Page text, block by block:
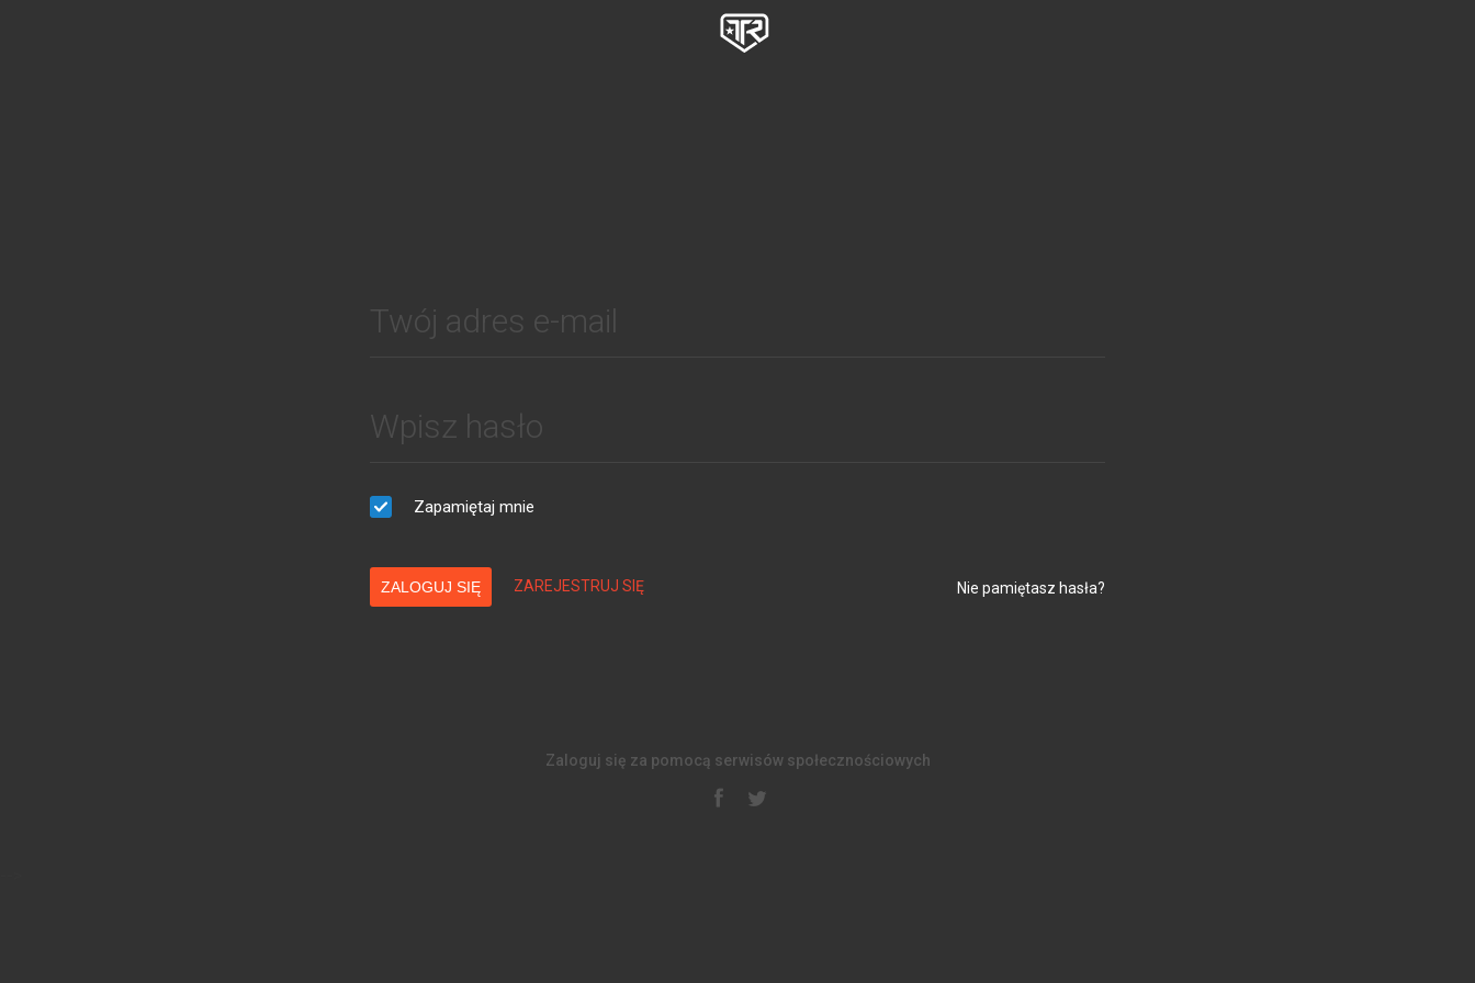
Zapamiętaj mnie
ZALOGUJ SIĘ ZAREJESTRUJ SIĘ Nie pamiętasz hasła?
Zaloguj się za pomocą serwisów społecznościowych